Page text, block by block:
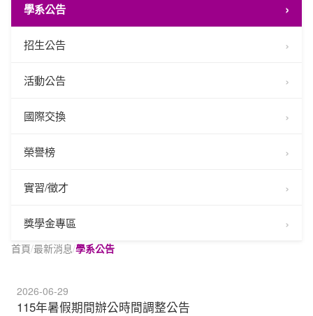
學系公告
招生公告
活動公告
國際交換
榮譽榜
實習/徵才
獎學金專區
首頁/最新消息/學系公告
2026-06-29
115年暑假期間辦公時間調整公告